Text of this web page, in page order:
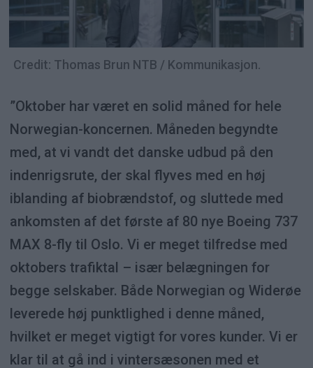
Credit: Thomas Brun NTB / Kommunikasjon.
”Oktober har været en solid måned for hele
Norwegian-koncernen. Måneden begyndte
med, at vi vandt det danske udbud på den
indenrigsrute, der skal flyves med en høj
iblanding af biobrændstof, og sluttede med
ankomsten af det første af 80 nye Boeing 737
MAX 8-fly til Oslo. Vi er meget tilfredse med
oktobers trafiktal – især belægningen for
begge selskaber. Både Norwegian og Widerøe
leverede høj punktlighed i denne måned,
hvilket er meget vigtigt for vores kunder. Vi er
klar til at gå ind i vintersæsonen med et